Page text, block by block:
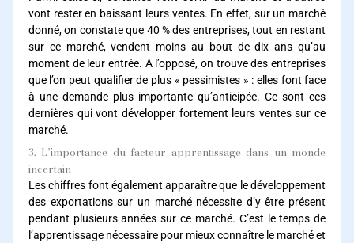
vont rester en baissant leurs ventes. En effet, sur un marché
donné, on constate que 40 % des entreprises, tout en restant
sur ce marché, vendent moins au bout de dix ans qu’au
moment de leur entrée. A l’opposé, on trouve des entreprises
que l’on peut qualifier de plus « pessimistes » : elles font face
à une demande plus importante qu’anticipée. Ce sont ces
dernières qui vont développer fortement leurs ventes sur ce
marché.
3. L’importance du facteur apprentissage dans un monde
incertain
Les chiffres font également apparaître que le développement
des exportations sur un marché nécessite d’y être présent
pendant plusieurs années sur ce marché. C’est le temps de
l’apprentissage nécessaire pour mieux connaître le marché et